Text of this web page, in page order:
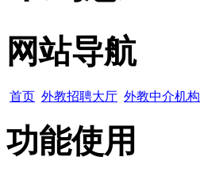
网站导航
首页 外教招聘大厅 外教中介机构
功能使用